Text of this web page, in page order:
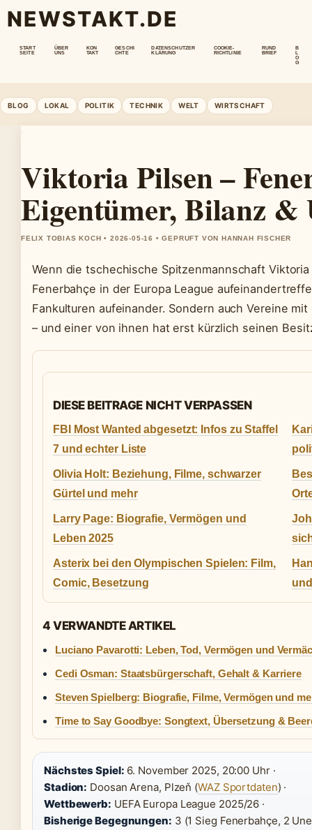
NEWSTAKT.DE
START
SEITE
ÜBER
UNS
KON
TAKT
GESCHI
CHTE
DATENSCHUTZER
KLÄRUNG
COOKIE-
RICHTLINIE
RUND
BRIEF
B
O
G
BLOG LOKAL POLITIK TECHNIK WELT WIRTSCHAFT
Viktoria Pilsen –
Eigentümer, Bilanz &
FELIX TOBIAS KOCH • 2026-05-16 • GEPRUFT VON HANNAH FISCHER
Wenn die tschechische Spitzenmannschaft
Fenerbahçe in der Europa League
Fankulturen aufeinander. Sondern auch Vereine
– und einer von ihnen hat erst kürzlich seinen
DIESE BEITRAGE NICHT VERPASSEN
FBI Most Wanted abgesetzt: Infos zu Staffel
7 und echter Liste
Olivia Holt: Beziehung, Filme, schwarzer
Gürtel und mehr
Larry Page: Biografie, Vermögen und
Leben 2025
Asterix bei den Olympischen Spielen: Film,
Comic, Besetzung
4 VERWANDTE ARTIKEL
Luciano Pavarotti: Leben, Tod, Vermögen und
Cedi Osman: Staatsbürgerschaft, Gehalt & Karriere
Steven Spielberg: Biografie, Filme, Vermögen und
Time to Say Goodbye: Songtext, Übersetzung &
Nächstes Spiel: 6. November 2025, 20:00 Uhr ·
Stadion: Doosan Arena, Plzeň (WAZ Sportdaten) ·
Wettbewerb: UEFA Europa League 2025/26 ·
Bisherige Begegnungen: 3 (1 Sieg Fenerbahçe, 2